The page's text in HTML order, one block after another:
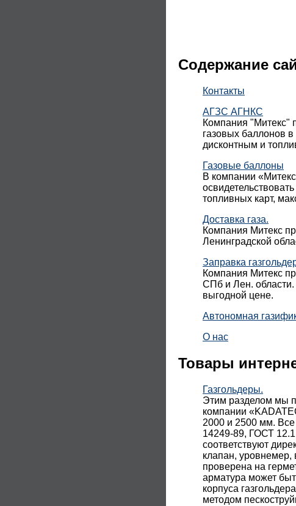
Содержание
Контакты
АГЗС АГНКС
Компания "Митекс"
газовых баллонов
дисконтным и
Газовые баллоны
В компании
топливных карт,
Доставка газа.
Компания Митекс
Ленинградской
Заправка
Компания Митекс
СПб и Лен. области.
выгодной цене.
Автономная
О нас
Товары
Газгольдеры.
Этим разделом мы
компании
2000 и 2500 мм. Все
14249-89, ГОСТ
соответствуют
клапан, уровнемер,
проверена на
арматура может
корпуса
методом